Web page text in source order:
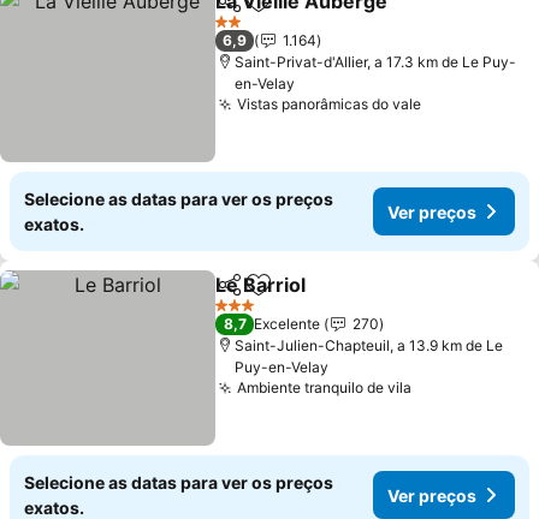
PartilharAdicionar aos favoritos
2 Estrelas
6,9
1.164
Saint-Privat-d'Allier, a 17.3 km de Le Puy-
en-Velay
Vistas panorâmicas do vale
Selecione as datas para ver os preços
exatos.
Ver preços
PartilharAdicionar aos favoritos
Le Barriol
3 Estrelas
8,7 Excelente
270
Saint-Julien-Chapteuil, a 13.9 km de Le
Puy-en-Velay
Ambiente tranquilo de vila
Selecione as datas para ver os preços
exatos.
Ver preços